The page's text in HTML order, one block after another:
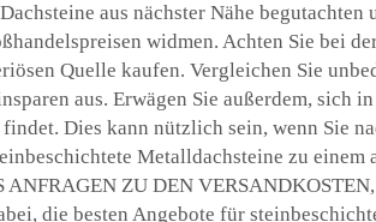
aus nächster Nähe
widmen. Achten Sie bei
Quelle kaufen. Vergleichen Sie
aus. Erwägen Sie außerdem, sich
Dies kann nützlich sein, wenn Sie
Metalldachsteine zu einem
ANFRAGEN ZU DEN
die besten Angebote für